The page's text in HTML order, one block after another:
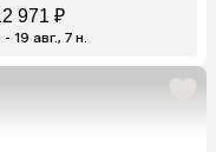
971 ₽
- 19 авг., 7 н.